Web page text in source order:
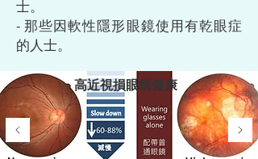
士。
- 那些因軟性隱形眼鏡使用有乾眼症
的人士。
高近視損眼睛健康